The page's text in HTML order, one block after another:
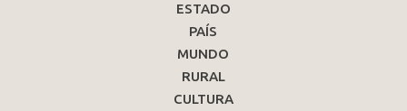
ESTADO
PAÍS
MUNDO
RURAL
CULTURA